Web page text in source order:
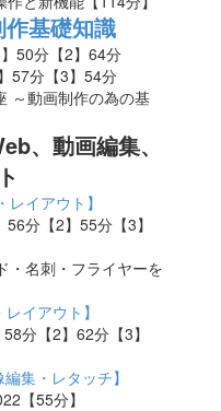
作基礎知識
50分【2】64分
57分【3】54分
～動画制作の為の基
、動画編集、
イアウト】
分【2】55分【3】
・名刺・フライヤーを
イアウト】
分【2】62分【3】
集・レタッチ】
【55分】